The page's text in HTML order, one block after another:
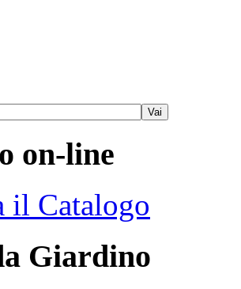
on-line
il Catalogo
Giardino